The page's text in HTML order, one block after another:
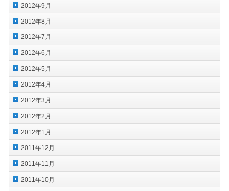
2012年9月
2012年8月
2012年7月
2012年6月
2012年5月
2012年4月
2012年3月
2012年2月
2012年1月
2011年12月
2011年11月
2011年10月